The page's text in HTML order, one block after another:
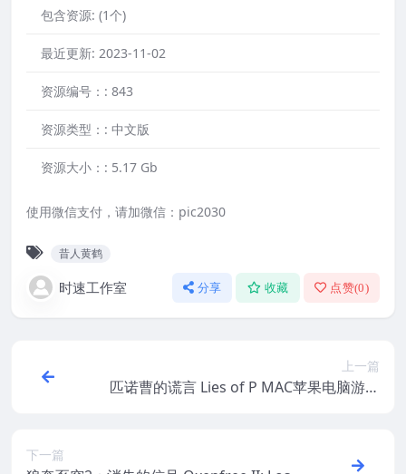
包含资源: (1个)
最近更新: 2023-11-02
资源编号：: 843
资源类型：: 中文版
资源大小：: 5.17 Gb
使用微信支付，请加微信：pic2030
昔人黄鹤
时速工作室 分享 收藏 点赞(0)
上一篇
匹诺曹的谎言 Lies of P MAC苹果电脑游戏
下一篇